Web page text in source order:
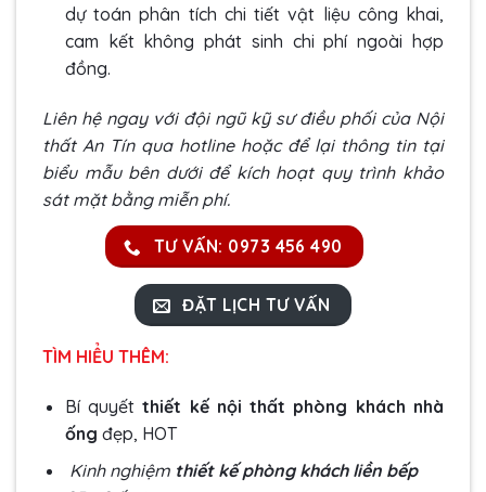
dự toán phân tích chi tiết vật liệu công khai,
cam kết không phát sinh chi phí ngoài hợp
đồng.
Liên hệ ngay với đội ngũ kỹ sư điều phối của Nội
thất An Tín qua hotline hoặc để lại thông tin tại
biểu mẫu bên dưới để kích hoạt quy trình khảo
sát mặt bằng miễn phí.
TƯ VẤN: 0973 456 490
ĐẶT LỊCH TƯ VẤN
TÌM HIỂU THÊM:
Bí quyếtthiết kế nội thất phòng khách nhà
ống đẹp, HOT
Kinh nghiệm thiết kế phòng khách liền bếp